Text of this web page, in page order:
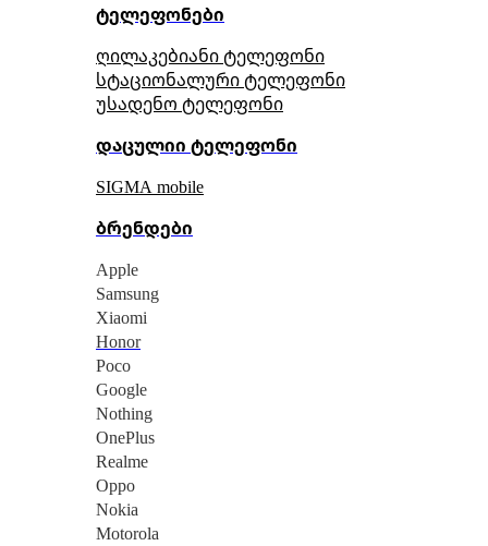
ტელეფონები
ღილაკებიანი ტელეფონი
სტაციონალური ტელეფონი
უსადენო ტელეფონი
დაცულიი ტელეფონი
SIGMA mobile
ბრენდები
Apple
Samsung
Xiaomi
Honor
Poco
Google
Nothing
OnePlus
Realme
Oppo
Nokia
Motorola